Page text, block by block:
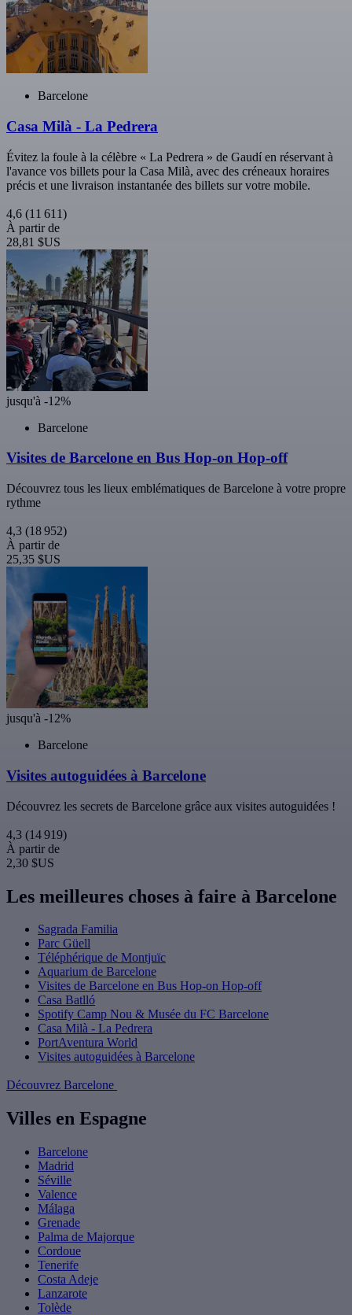
Barcelone
Casa Milà - La Pedrera
Évitez la foule à la célèbre « La Pedrera » de Gaudí en réservant à
l'avance vos billets pour la Casa Milà, avec des créneaux horaires
précis et une livraison instantanée des billets sur votre mobile.
4,6 (11 611)
À partir de
28,81 $US
jusqu'à -12%
Barcelone
Visites de Barcelone en Bus Hop-on Hop-off
Découvrez tous les lieux emblématiques de Barcelone à votre propre
rythme
4,3 (18 952)
À partir de
25,35 $US
jusqu'à -12%
Barcelone
Visites autoguidées à Barcelone
Découvrez les secrets de Barcelone grâce aux visites autoguidées !
4,3 (14 919)
À partir de
2,30 $US
Les meilleures choses à faire à Barcelone
Sagrada Familia
Parc Güell
Téléphérique de Montjuïc
Aquarium de Barcelone
Visites de Barcelone en Bus Hop-on Hop-off
Casa Batlló
Spotify Camp Nou & Musée du FC Barcelone
Casa Milà - La Pedrera
PortAventura World
Visites autoguidées à Barcelone
Découvrez Barcelone
Villes en Espagne
Barcelone
Madrid
Séville
Valence
Málaga
Grenade
Palma de Majorque
Cordoue
Tenerife
Costa Adeje
Lanzarote
Tolède